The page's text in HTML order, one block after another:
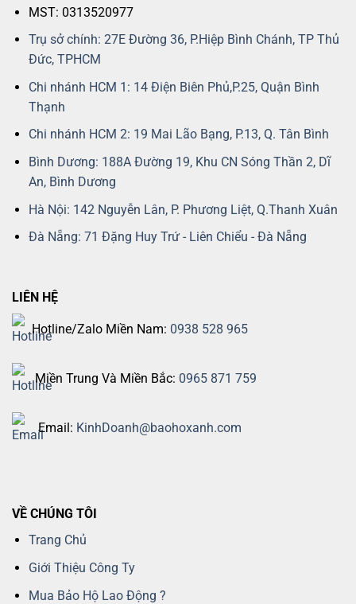
MST: 0313520977
Trụ sở chính: 27E Đường 36, P.Hiệp Bình Chánh, TP Thủ
Đức, TPHCM
Chi nhánh HCM 1: 14 Điện Biên Phủ,P.25, Quận Bình
Thạnh
Chi nhánh HCM 2: 19 Mai Lão Bạng, P.13, Q. Tân Bình
Bình Dương: 188A Đường 19, Khu CN Sóng Thần 2, Dĩ
An, Bình Dương
Hà Nội: 142 Nguyễn Lân, P. Phương Liệt, Q.Thanh Xuân
Đà Nẵng: 71 Đặng Huy Trứ - Liên Chiểu - Đà Nẵng
LIÊN HỆ
Hotline/Zalo Miền Nam: 0938 528 965
Miền Trung Và Miền Bắc: 0965 871 759
Email: KinhDoanh@baohoxanh.com
VỀ CHÚNG TÔI
Trang Chủ
Giới Thiệu Công Ty
Mua Bảo Hộ Lao Động ?